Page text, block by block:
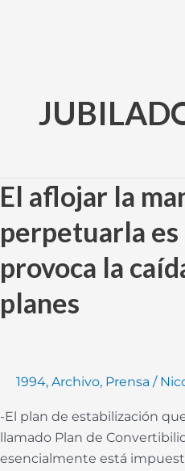
contenido
El aflojar la
perpetuarla es
provoca la
planes
1994, Archivo, Prensa /
-El plan de estabilización
llamado Plan de
esencialmente está
El
aflojar
la
mano
dura
no
que
provoca
la